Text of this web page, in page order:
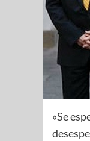
«Se